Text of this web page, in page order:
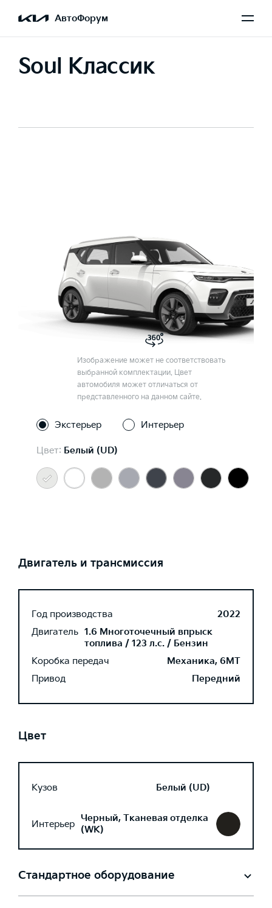
АвтоФорум
Soul Классик
Изображение может не соответствовать
выбранной комплектации. Цвет
автомобиля может отличаться от
представленного на данном сайте.
Экстерьер Интерьер
Цвет: Белый (UD)
Двигатель и трансмиссия
Год производства
2022
Двигатель 1.6 Многоточечный впрыск
топлива / 123 л.с. / Бензин
Коробка передач
Механика, 6MT
Привод
Передний
Цвет
Кузов Белый (UD)
Интерьер Черный, Тканевая отделка
(WK)
Стандартное оборудование